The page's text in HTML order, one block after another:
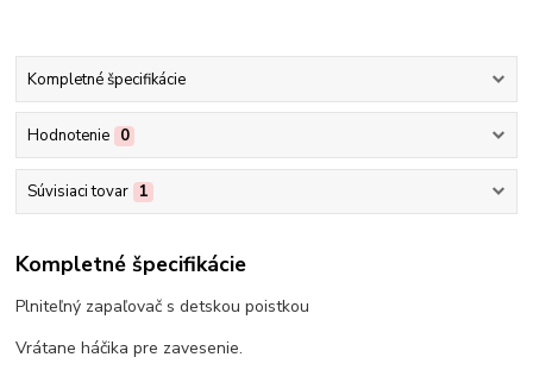
Kompletné špecifikácie
Hodnotenie 0
Súvisiaci tovar 1
Kompletné špecifikácie
Plniteľný zapaľovač s detskou poistkou
Vrátane háčika pre zavesenie.